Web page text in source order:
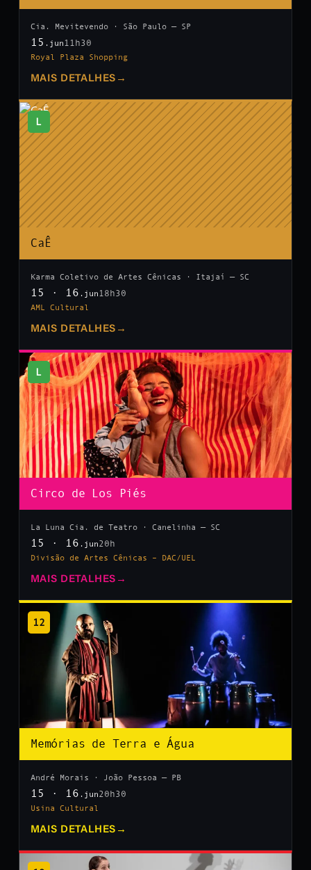
Cia. Mevitevendo · São Paulo — SP
15 .jun 11h30
Royal Plaza Shopping
MAIS DETALHES →
L
CaÊ
Karma Coletivo de Artes Cênicas · Itajaí — SC
15 · 16 .jun 18h30
AML Cultural
MAIS DETALHES →
L
Circo de Los Piés
La Luna Cia. de Teatro · Canelinha — SC
15 · 16 .jun20h
Divisão de Artes Cênicas – DAC/UEL
MAIS DETALHES →
12
Memórias de Terra e Água
André Morais · João Pessoa — PB
15 · 16 .jun20h30
Usina Cultural
MAIS DETALHES →